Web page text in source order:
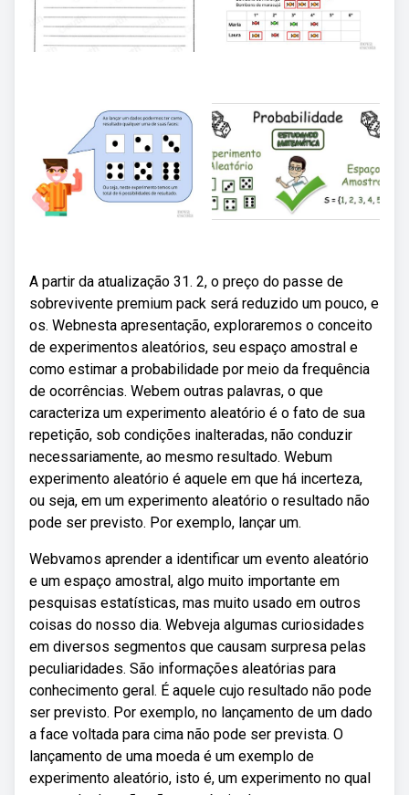
A partir da atualização 31. 2, o preço do passe de
sobrevivente premium pack será reduzido um pouco, e
os. Webnesta apresentação, exploraremos o conceito
de experimentos aleatórios, seu espaço amostral e
como estimar a probabilidade por meio da frequência
de ocorrências. Webem outras palavras, o que
caracteriza um experimento aleatório é o fato de sua
repetição, sob condições inalteradas, não conduzir
necessariamente, ao mesmo resultado. Webum
experimento aleatório é aquele em que há incerteza,
ou seja, em um experimento aleatório o resultado não
pode ser previsto. Por exemplo, lançar um.
Webvamos aprender a identificar um evento aleatório
e um espaço amostral, algo muito importante em
pesquisas estatísticas, mas muito usado em outros
coisas do nosso dia. Webveja algumas curiosidades
em diversos segmentos que causam surpresa pelas
peculiaridades. São informações aleatórias para
conhecimento geral. É aquele cujo resultado não pode
ser previsto. Por exemplo, no lançamento de um dado
a face voltada para cima não pode ser prevista. O
lançamento de uma moeda é um exemplo de
experimento aleatório, isto é, um experimento no qual